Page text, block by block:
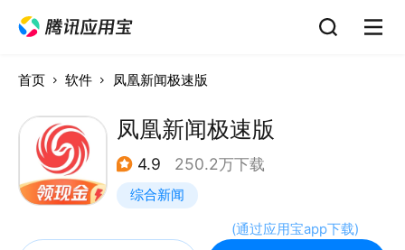
首页 软件 凤凰新闻极速版
凤凰新闻极速版
4.9 250.2万下载
综合新闻
(通过应用宝app下载)